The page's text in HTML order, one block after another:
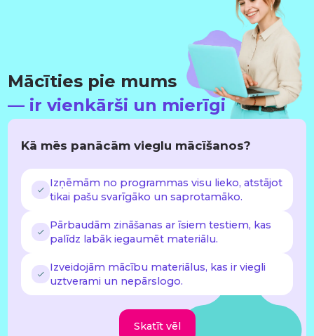
Mācīties pie mums
— ir vienkārši un mierīgi
Kā mēs panācām vieglu mācīšanos?
Izņēmām no programmas visu lieko, atstājot
tikai pašu svarīgāko un saprotamāko.
Pārbaudām zināšanas ar īsiem testiem, kas
palīdz labāk iegaumēt materiālu.
Izveidojām mācību materiālus, kas ir viegli
uztverami un nepārslogo.
Skatīt vēl